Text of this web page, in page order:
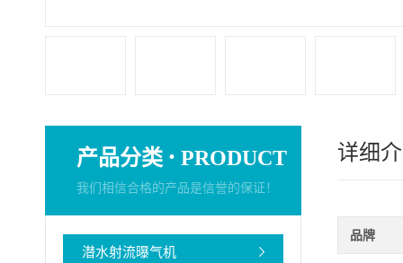
产品分类 · PRODUCT
我们相信合格的产品是信誉的保证！
潜水射流曝气机
详细
品牌